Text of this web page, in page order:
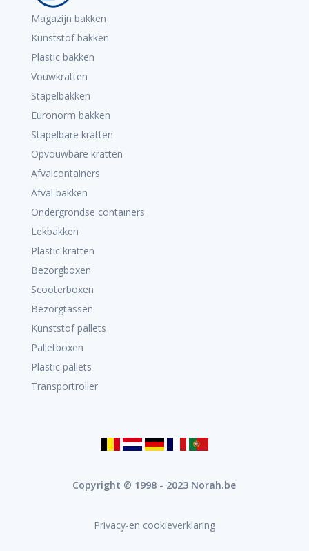
Magazijn bakken
Kunststof bakken
Plastic bakken
Vouwkratten
Stapelbakken
Euronorm bakken
Stapelbare kratten
Opvouwbare kratten
Afvalcontainers
Afval bakken
Ondergrondse containers
Lekbakken
Plastic kratten
Bezorgboxen
Scooterboxen
Bezorgtassen
Kunststof pallets
Palletboxen
Plastic pallets
Transportroller
Copyright © 1998 - 2023 Norah.be
Privacy-en cookieverklaring